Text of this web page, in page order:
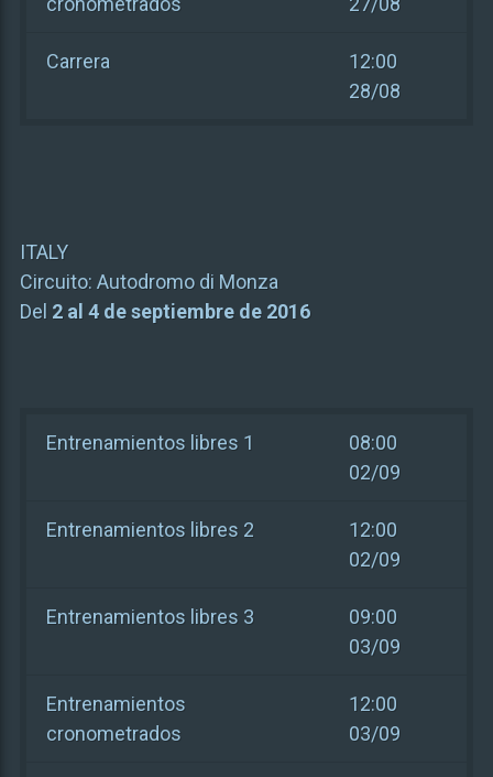
Carrera
12:00
28/08
ITALY
Circuito: Autodromo di Monza
Del 2 al 4 de septiembre de 2016
Entrenamientos libres 1
08:00
02/09
Entrenamientos libres 2
12:00
02/09
Entrenamientos libres 3
09:00
03/09
Entrenamientos
cronometrados
12:00
03/09